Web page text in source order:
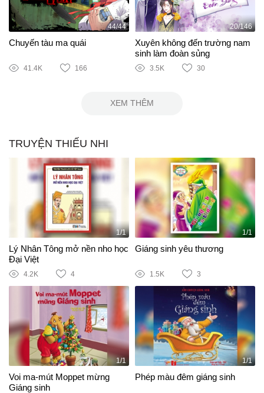
44/44
Chuyến tàu ma quái
41.4K 166
20/146
Xuyên không đến trường nam
sinh làm đoàn sủng
3.5K 30
XEM THÊM
TRUYỆN THIẾU NHI
1/1
Lý Nhân Tông mở nền nho học
Đại Việt
4.2K 4
1/1
Giáng sinh yêu thương
1.5K 3
1/1
Voi ma-mút Moppet mừng
Giáng sinh
1/1
Phép màu đêm giáng sinh